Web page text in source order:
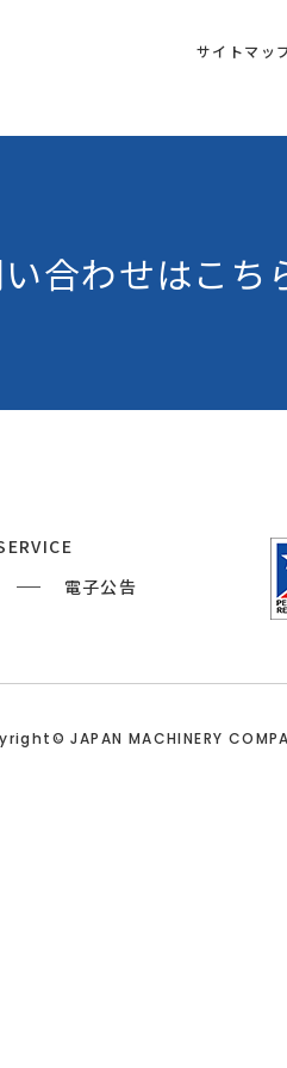
サイトマッ
合わせはこち
電子公告
JAPAN MACHINERY